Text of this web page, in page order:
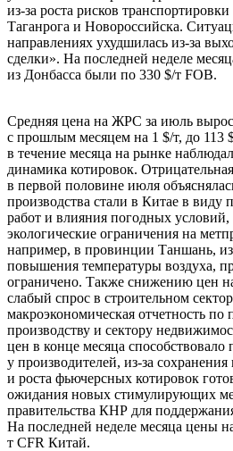
из-за роста рисков
Таганрога и Новороссийска.
направлениях ухудшилась из-за
сделки». На последней неделе
из Донбасса были по 330 $/т FOB.
Средняя цена на ЖРС за июль
с прошлым месяцем на 1 $/т, до 113
в течение месяца на рынке
динамика котировок.
в первой половине июля
производства стали в Китае в виду
работ и влияния погодных
экологические ограничения на
например, в провинции Таншань,
повышения температуры воздуха,
ограничено. Также снижению цен
слабый спрос в строительном
макроэкономическая отчетность
производству и сектору
цен в конце месяца способствовало
у производителей, из-за
и роста фьючерсных котировок
ожидания новых стимулирующих
правительства КНР для
На последней неделе месяца цены
т CFR Китай.